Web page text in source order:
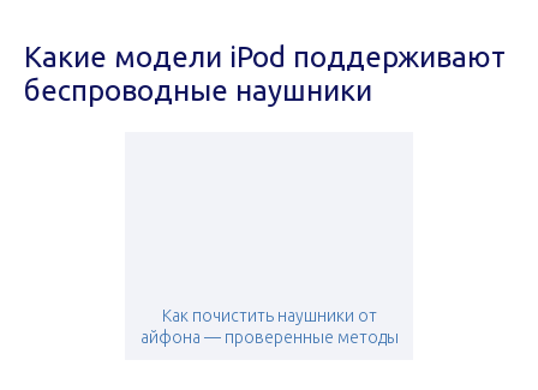
Какие модели iPod поддерживают
беспроводные наушники
Как почистить наушники от
айфона — проверенные методы